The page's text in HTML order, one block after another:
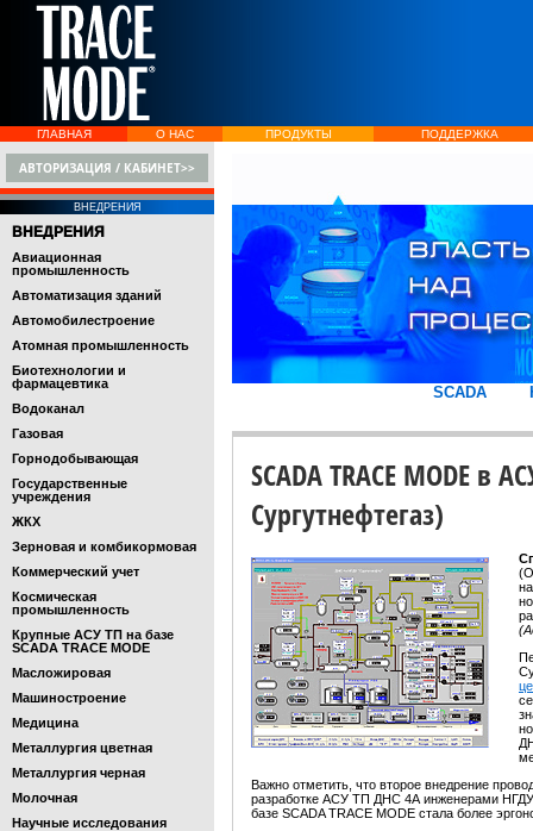
ГЛАВНАЯ О НАС ПРОДУКТЫ ПОДДЕРЖКА
АВТОРИЗАЦИЯ / КАБИНЕТ>>
ВНЕДРЕНИЯ
ВНЕДРЕНИЯ
Авиационная
промышленность
Автоматизация зданий
Автомобилестроение
Атомная промышленность
Биотехнологии и
фармацевтика
Водоканал
Газовая
Горнодобывающая
Государственные
учреждения
ЖКХ
Зерновая и комбикормовая
Коммерческий учет
Космическая
промышленность
Крупные АСУ ТП на базе
SCADA TRACE MODE
Масложировая
Машиностроение
Медицина
Металлургия цветная
Металлургия черная
Молочная
Научные исследования
SCADA
SCADA TRACE MODE
Сургутнефтегаз)
Важно отметить, что второе внедрение
разработке АСУ ТП ДНС 4А инженерами НГДУ
базе SCADA TRACE MODE стала более